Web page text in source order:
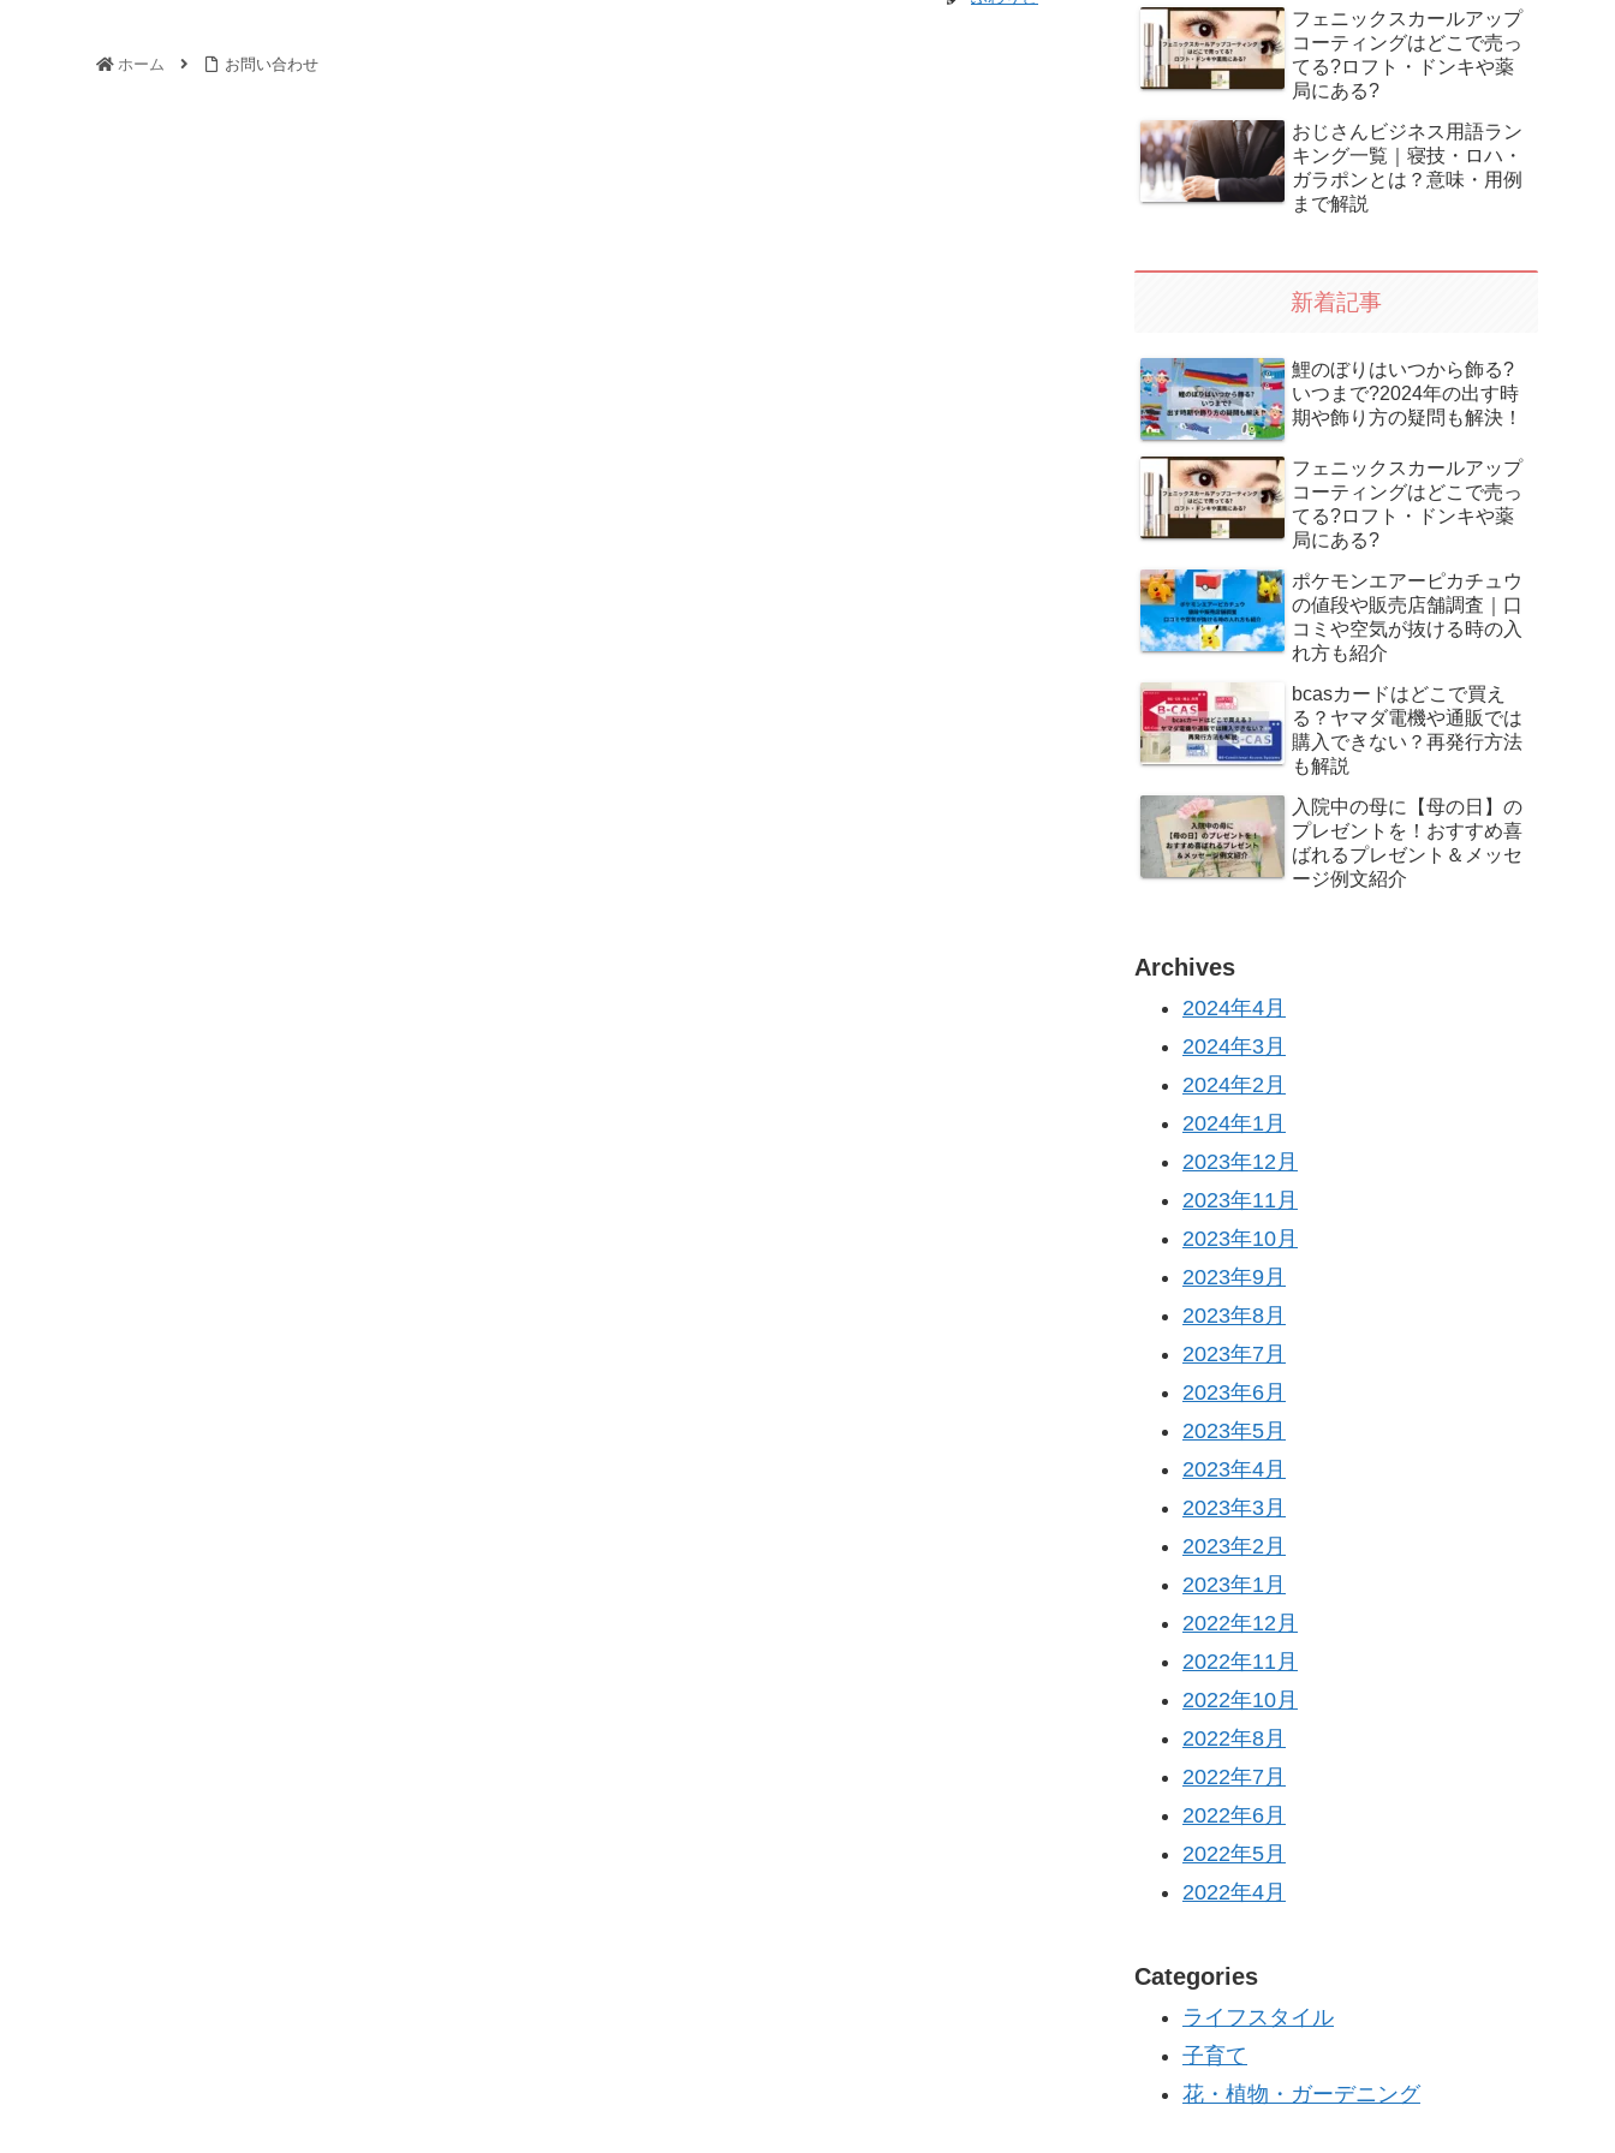
ホーム お問い合わせ
フェニックスカールアップ
コーティングはどこで売っ
てる?ロフト・ドンキや薬
局にある?
おじさんビジネス用語ラン
キング一覧｜寝技・ロハ・
ガラポンとは？意味・用例
まで解説
新着記事
鯉のぼりはいつから飾る?
いつまで?2024年の出す時
期や飾り方の疑問も解決！
フェニックスカールアップ
コーティングはどこで売っ
てる?ロフト・ドンキや薬
局にある?
ポケモンエアーピカチュウ
の値段や販売店舗調査｜口
コミや空気が抜ける時の入
れ方も紹介
bcasカードはどこで買え
る？ヤマダ電機や通販では
購入できない？再発行方法
も解説
入院中の母に【母の日】の
プレゼントを！おすすめ喜
ばれるプレゼント＆メッセ
ージ例文紹介
Archives
2024年4月
2024年3月
2024年2月
2024年1月
2023年12月
2023年11月
2023年10月
2023年9月
2023年8月
2023年7月
2023年6月
2023年5月
2023年4月
2023年3月
2023年2月
2023年1月
2022年12月
2022年11月
2022年10月
2022年8月
2022年7月
2022年6月
2022年5月
2022年4月
Categories
ライフスタイル
子育て
花・植物・ガーデニング